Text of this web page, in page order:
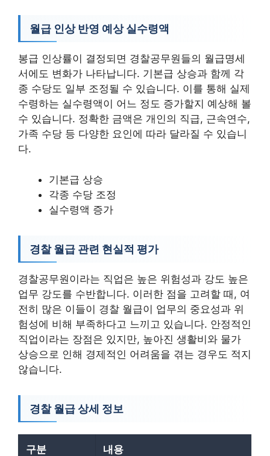
월급 인상 반영 예상 실수령액
봉급 인상률이 결정되면 경찰공무원들의 월급명세
서에도 변화가 나타납니다. 기본급 상승과 함께 각
종 수당도 일부 조정될 수 있습니다. 이를 통해 실제
수령하는 실수령액이 어느 정도 증가할지 예상해 볼
수 있습니다. 정확한 금액은 개인의 직급, 근속연수,
가족 수당 등 다양한 요인에 따라 달라질 수 있습니
다.
기본급 상승
각종 수당 조정
실수령액 증가
경찰 월급 관련 현실적 평가
경찰공무원이라는 직업은 높은 위험성과 강도 높은
업무 강도를 수반합니다. 이러한 점을 고려할 때, 여
전히 많은 이들이 경찰 월급이 업무의 중요성과 위
험성에 비해 부족하다고 느끼고 있습니다. 안정적인
직업이라는 장점은 있지만, 높아진 생활비와 물가
상승으로 인해 경제적인 어려움을 겪는 경우도 적지
않습니다.
경찰 월급 상세 정보
구분 내용